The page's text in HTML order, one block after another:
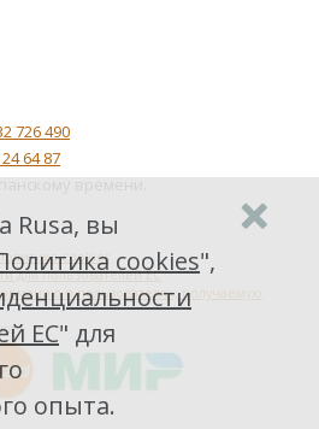
726 490
64 87
времени.
cookies
для пользователей ЕС
о пользователях, получаемую
Rusa, вы
cookies",
ЕС" для
опыта.